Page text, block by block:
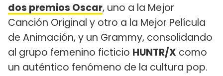
dos premios Oscar, uno a la Mejor
Canción Original y otro a la Mejor Película
de Animación, y un Grammy, consolidando
al grupo femenino ficticio HUNTR/X como
un auténtico fenómeno de la cultura pop.